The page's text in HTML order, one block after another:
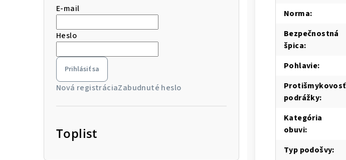
E-mail
Heslo
Prihlásiť sa
Nová registráciaZabudnuté heslo
Toplist
Norma:
Bezpečnostná
špica:
Pohlavie:
Protišmykovosť
podrážky:
Kategória
obuvi:
Typ podošvy: